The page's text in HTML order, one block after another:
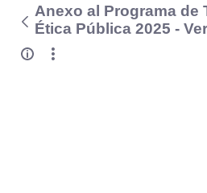
Anexo al Programa de
Ética Pública 2025 -